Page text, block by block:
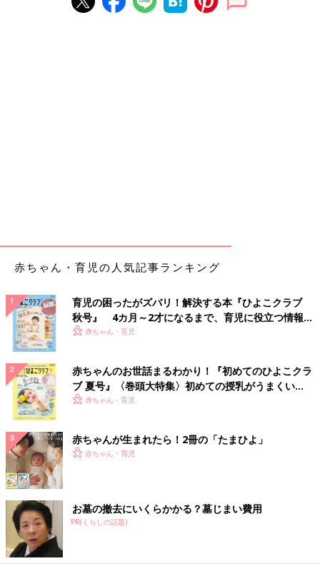
赤ちゃん・育児の人気記事ランキング
育児の困ったがズバリ！解決する本『ひよこクラブ
秋号』 4カ月～2才になるまで、育児に役立つ情報が
いっぱい！
赤ちゃん・育児
赤ちゃんのお世話まるわかり！『初めてのひよこクラ
ブ 夏号』〈巻頭大特集〉初めての授乳がうまくい
く！ おっぱい・ミルクの基本と夏のトラブル 解決テ
赤ちゃん・育児
赤ちゃんが生まれたら！2冊の「たまひよ」
赤ちゃん・育児
お墓の撤去にいくらかかる？墓じまい費用
PR(くらしの話題)